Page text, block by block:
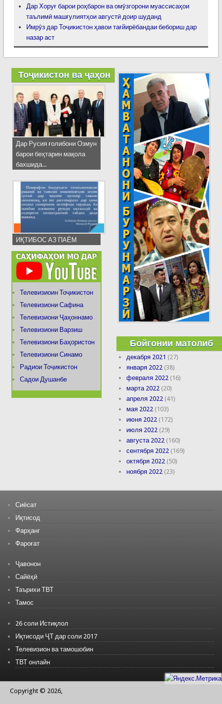
Дар Хоруғ барои роҳбарон ва омӯзгорони муассисаҳои
таълимӣ машғулиятҳои августӣ доир шуданд
Имрӯз дар Тоҷикистон ҳавои тағйирёбандаи бебориш дар
назар аст
Тоҷикистон ва ҷаҳон
Дар Русия ғолибони Озмун
барои беҳтарин мақола
бахшида...
ИҚТИБОС АЗ ПАЁМ
Телевизиоин Тоҷикистон
Телевизиони Сафина
Телевизиони Ҷаҳоннамо
Телевизиони Варзиш
Телевизиони Баҳористон
Телевизиони Синамо
Радиои Тоҷикистон
Садои Душанбе
Бойгонии матолиб
декабря 2021 (27)
января 2022 (38)
февраля 2022 (16)
марта 2022 (20)
апреля 2022 (41)
мая 2022 (103)
июня 2022 (172)
июля 2022 (29)
августа 2022 (160)
сентября 2022 (169)
октября 2022 (50)
ноября 2022 (23)
Сиёсат
Иқтисод
Фарҳанг
Фароғат
Ҷавонон
Сайёҳӣ
Таърихи ТВТ
Тамос
26 соли Истиқлол
Иқтисоди ҶТ дар соли 2017
Телевизион ва тамошобин
ТВТ онлайн
Copyright © 2026,